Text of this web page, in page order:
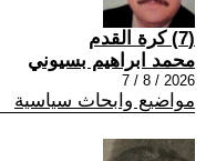
(7) كرة القدم
محمد ابراهيم بسيوني
2026 / 8 / 7
مواضيع وابحاث سياسية